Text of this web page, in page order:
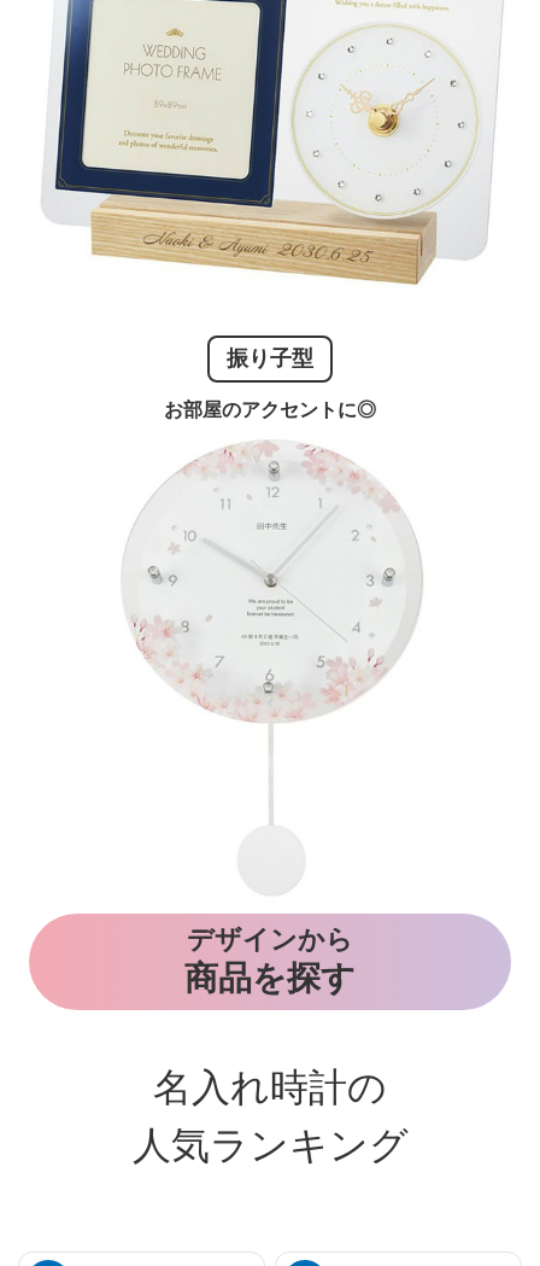
振り子型
お部屋のアクセントに◎
デザインから
商品を探す
名入れ時計の
人気ランキング